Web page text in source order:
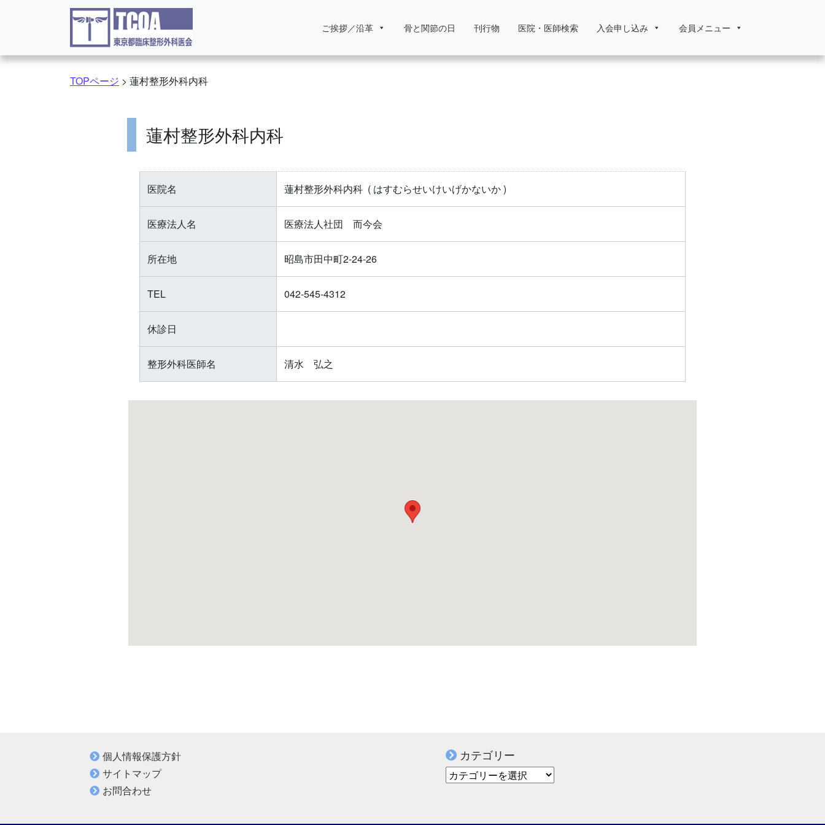
コンテンツへスキップ
ご挨拶／沿革 骨と関節の日 刊行物 医院・医師検索 入会申し込み 会員メニュー
TOPページ > 蓮村整形外科内科
蓮村整形外科内科
医院名 蓮村整形外科内科 ( はすむらせいけいげかないか )
医療法人名 医療法人社団 而今会
所在地 昭島市田中町2-24-26
TEL 042-545-4312
休診日
整形外科医師名 清水 弘之
個人情報保護方針
サイトマップ
お問合わせ
カテゴリー
カテゴリー